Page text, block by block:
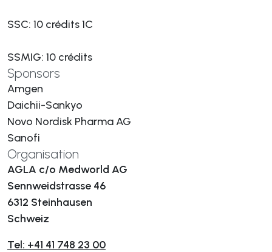
SSC: 10 crédits 1C
SSMIG: 10 crédits
Sponsors
Amgen
Daichii-Sankyo
Novo Nordisk Pharma AG
Sanofi
Organisation
AGLA c/o Medworld AG
Sennweidstrasse 46
6312 Steinhausen
Schweiz
Tel: +41 41 748 23 00